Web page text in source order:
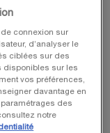
rides autour des
reposé et revitalisé
seul ou avant votre
connexion sur
d’analyser le
ciblées sur des
disponibles sur les
vos préférences,
davantage en
des
notre